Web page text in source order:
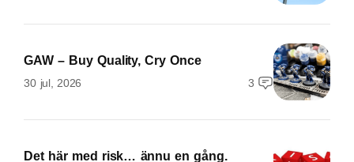
GAW – Buy Quality, Cry Once
30 jul, 2026 3
Det här med risk… ännu en gång.